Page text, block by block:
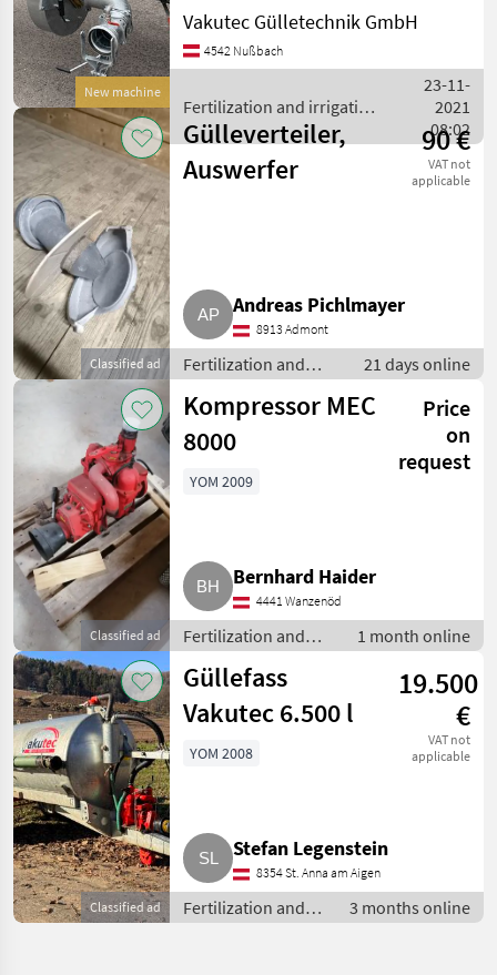
New machine
Ausführung für
Vakuumfässer • Schnelles
und vollständiges Füllen
vorhanden Sauganschluss -
Vakutec Gülletechnik GmbH
4542 Nußbach
Fertilization and irrigation
equipment / Vakutec
23-11-
2021
08:02
Classified ad
Gülleverteiler,
Auswerfer
90 €
VAT not
applicable
Andreas Pichlmayer
8913 Admont
Fertilization and
irrigation equipment
/ Liquid manure
pumps
21 days online
Classified ad
Kompressor MEC
8000
Price
on
request
YOM 2009
Bernhard Haider
4441 Wanzenöd
Fertilization and
irrigation
equipment / Liquid
manure pumps
1 month online
Classified ad
Güllefass
Vakutec 6.500 l
19.500
€
VAT not
applicable
YOM 2008
Stefan Legenstein
8354 St. Anna am Aigen
Fertilization and
irrigation
3 months online